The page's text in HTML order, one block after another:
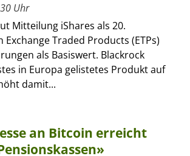
Uhr
Mitteilung iShares als 20.
Traded Products (ETPs)
als Basiswert. Blackrock
in Europa gelistetes Produkt auf
damit...
an Bitcoin erreicht